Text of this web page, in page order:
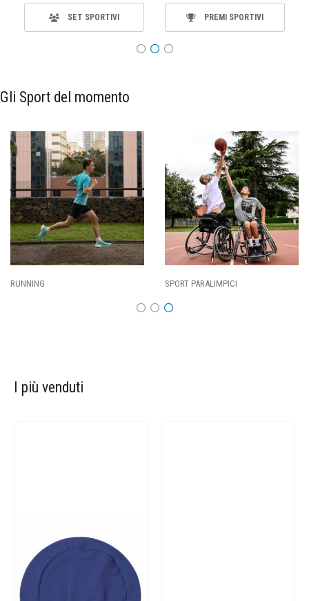
SET SPORTIVI PREMI SPORTIVI
Gli Sport del momento
CALCIO
I più venduti